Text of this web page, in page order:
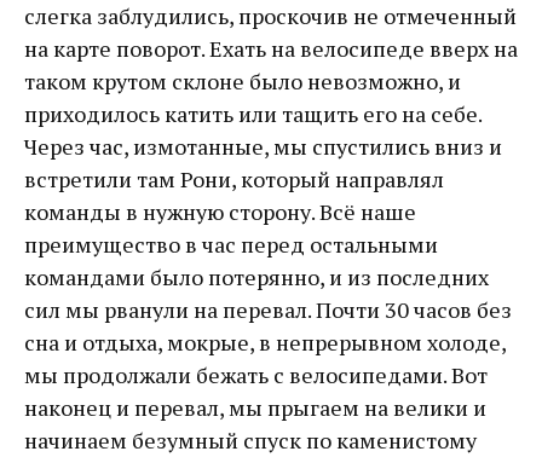
слегка заблудились, проскочив не отмеченный
на карте поворот. Ехать на велосипеде вверх на
таком крутом склоне было невозможно, и
приходилось катить или тащить его на себе.
Через час, измотанные, мы спустились вниз и
встретили там Рони, который направлял
команды в нужную сторону. Всё наше
преимущество в час перед остальными
командами было потерянно, и из последних
сил мы рванули на перевал. Почти 30 часов без
сна и отдыха, мокрые, в непрерывном холоде,
мы продолжали бежать с велосипедами. Вот
наконец и перевал, мы прыгаем на велики и
начинаем безумный спуск по каменистому